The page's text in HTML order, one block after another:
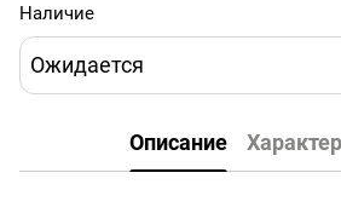
Наличие
Ожидается
Описание